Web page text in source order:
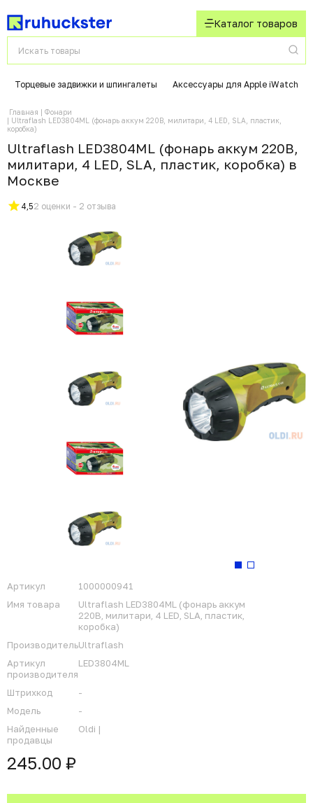
Каталог товаров
Торцевые задвижки и шпингалеты Аксессуары для Apple iWatch
Главная
Фонари
Ultraflash LED3804ML (фонарь аккум 220В, милитари, 4 LED, SLA, пластик,
коробка)
Ultraflash LED3804ML (фонарь аккум 220В,
милитари, 4 LED, SLA, пластик, коробка) в
Москвe
4,52 оценки - 2 отзыва
Артикул
1000000941
Имя товара
Ultraflash LED3804ML (фонарь аккум
220В, милитари, 4 LED, SLA, пластик,
коробка)
ПроизводительUltraflash
Артикул
производителя
LED3804ML
Штрихкод
-
Модель
-
Найденные
продавцы
Oldi |
245.00 ₽